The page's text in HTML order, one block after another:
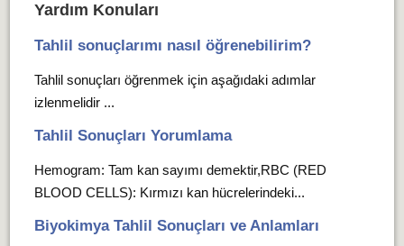
Yardım Konuları
Tahlil sonuçlarımı nasıl öğrenebilirim?
Tahlil sonuçları öğrenmek için aşağıdaki adımlar
izlenmelidir ...
Tahlil Sonuçları Yorumlama
Hemogram: Tam kan sayımı demektir,RBC (RED
BLOOD CELLS): Kırmızı kan hücrelerindeki...
Biyokimya Tahlil Sonuçları ve Anlamları